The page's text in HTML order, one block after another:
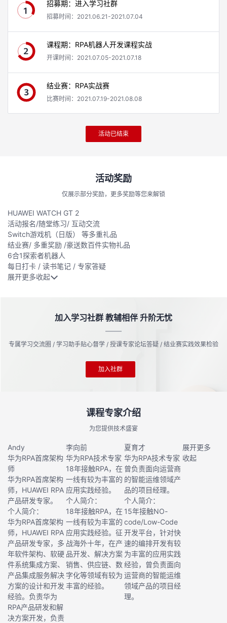
招募期：进入学习社群
招募时间：2021.06.21-2021.07.04
课程期：RPA机器人开发课程实战
开课时间：2021.07.05-2021.07.18
结业赛：RPA实战赛
比赛时间：2021.07.19-2021.08.08
活动已结束
活动奖励
仅展示部分奖励，更多奖励等您来解锁
HUAWEI WATCH GT 2
活动报名/随堂练习/ 互动交流
Switch游戏机（日版） 等多重礼品
结业赛/ 多重奖励 /豪送数百件实物礼品
6合1探索者机器人
每日打卡 / 读书笔记 / 专家答疑
展开更多收起
加入学习社群 教辅相伴 升阶无忧
专属学习交流圈 / 学习助手贴心督学 / 授课专家论坛答疑 / 结业赛实践效果检验
加入社群
课程专家介绍
为您提供技术盛宴
Andy
华为RPA首席架构
师
华为RPA首席架构
师，HUAWEI RPA
产品研发专家。
个人简介：
华为RPA首席架构
师，HUAWEI RPA
产品研发专家，多
年软件架构、软硬
件系统集成方案、
产品集成服务解决
方案的设计和开发
经验。负责华为
RPA产品研发和解
决方案开发，负责
李向前
华为RPA技术专家
18年接触RPA，在
一线有较为丰富的
应用实践经验。
个人简介：
18年接触RPA，在
一线有较为丰富的
应用实践经验。征
战海外十年，在产
品开发、解决方案
销售、供应链、数
字化等领域有较为
丰富的经验。
夏育才
华为RPA技术专家
曾负责面向运营商
的智能运维领域产
品的项目经理。
个人简介：
15年接触NO-
code/Low-Code
开发平台，针对快
速的编排开发有较
为丰富的应用实践
经验，曾负责面向
运营商的智能运维
领域产品的项目经
理。
展开更多
收起